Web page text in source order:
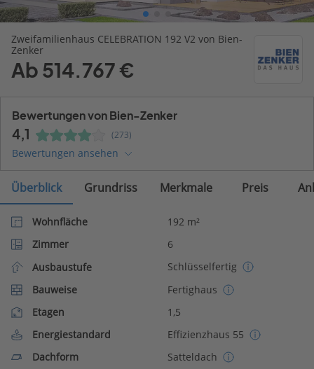
Zweifamilienhaus CELEBRATION 192 V2 von Bien-
Zenker
Ab 514.767 €
Bewertungen von Bien-Zenker
4,1 (273)
Bewertungen ansehen
Überblick Grundriss Merkmale Preis
Wohnfläche
192 m²
Zimmer
6
Ausbaustufe
Schlüsselfertig
Bauweise
Fertighaus
Etagen
1,5
Energiestandard
Effizienzhaus 55
Dachform
Satteldach